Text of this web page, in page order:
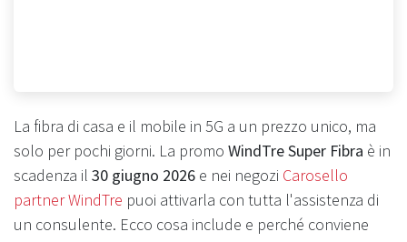
La fibra di casa e il mobile in 5G a un prezzo unico, ma
solo per pochi giorni. La promo WindTre Super Fibra è in
scadenza il 30 giugno 2026 e nei negozi Carosello
partner WindTre puoi attivarla con tutta l'assistenza di
un consulente. Ecco cosa include e perché conviene